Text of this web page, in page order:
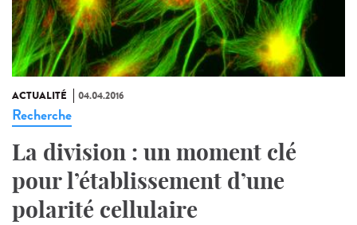
ACTUALITÉ 04.04.2016
Recherche
La division : un moment clé
pour l’établissement d’une
polarité cellulaire